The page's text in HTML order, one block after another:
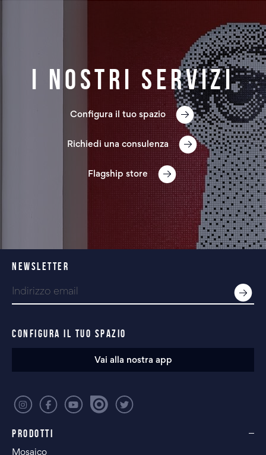
I nostri servizi
Configura il tuo spazio
Richiedi una consulenza
Flagship store
PRODOTTI
Mosaico
NEWSLETTER
CONFIGURA IL TUO SPAZIO
Vai alla nostra app